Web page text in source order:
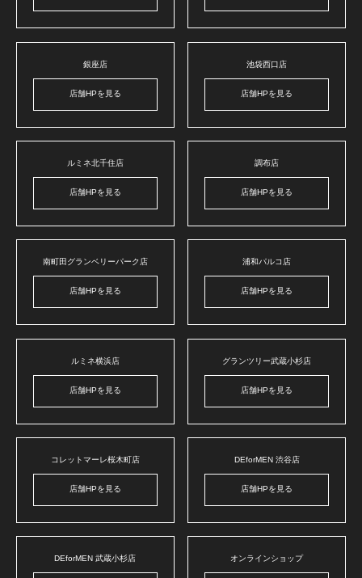
銀座店
店舗HPを見る
池袋西口店
店舗HPを見る
ルミネ北千住店
店舗HPを見る
調布店
店舗HPを見る
南町田グランベリーパーク店
店舗HPを見る
浦和パルコ店
店舗HPを見る
ルミネ横浜店
店舗HPを見る
グランツリー武蔵小杉店
店舗HPを見る
コレットマーレ桜木町店
店舗HPを見る
DEforMEN 渋谷店
店舗HPを見る
DEforMEN 武蔵小杉店 オンラインショップ